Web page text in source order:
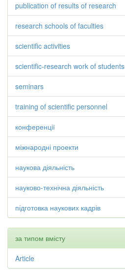
publication of results of research
research schools of faculties
scientific activities
scientific-research work of students
seminars
training of scientific personnel
конференції
міжнародні проекти
наукова діяльність
науково-технічна діяльність
підготовка наукових кадрів
за типом вмісту
Article